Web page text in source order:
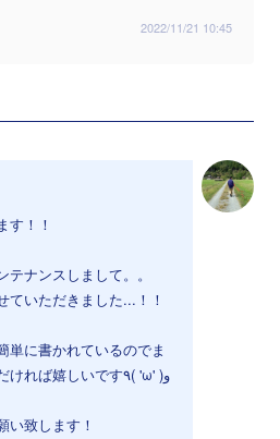
2022/11/21 10:45
す！！
ナンスしまして。。
ていただきました...！！
単に書かれているのでま
たお手隙の際に見ていただければ嬉しいです٩( 'ω' )و
い致します！